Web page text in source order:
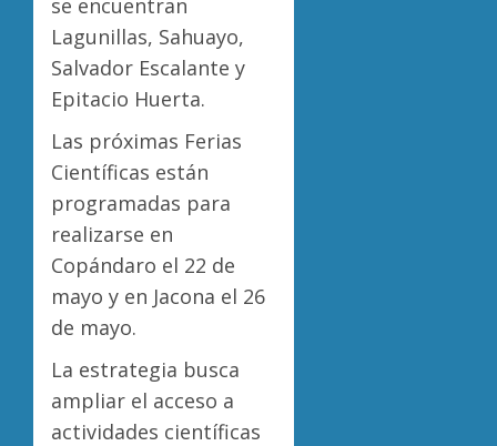
Lagunillas, Sahuayo,
Salvador Escalante y
Epitacio Huerta.
Las próximas Ferias
Científicas están
programadas para
realizarse en
Copándaro el 22 de
mayo y en Jacona el 26
de mayo.
La estrategia busca
ampliar el acceso a
actividades científicas